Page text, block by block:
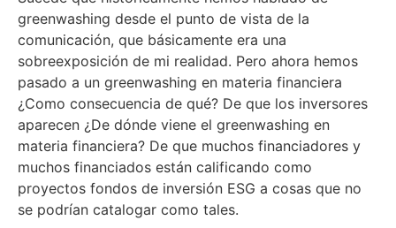
greenwashing desde el punto de vista de la
comunicación, que básicamente era una
sobreexposición de mi realidad. Pero ahora hemos
pasado a un greenwashing en materia financiera
¿Como consecuencia de qué? De que los inversores
aparecen ¿De dónde viene el greenwashing en
materia financiera? De que muchos financiadores y
muchos financiados están calificando como
proyectos fondos de inversión ESG a cosas que no
se podrían catalogar como tales.